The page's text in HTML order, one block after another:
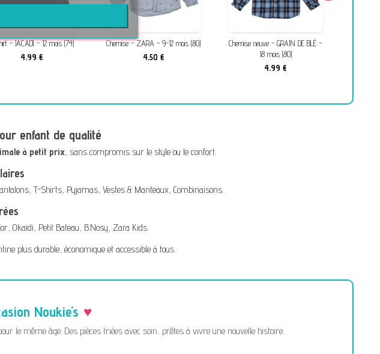
- JACADI - 12 mois (74)
4,99 €
Chemise - ZARA - 9-12 mois (80)
4,50 €
Chemise neuve - GRAIN DE BLÉ -
18 mois (80)
4,99 €
enfant de qualité
à petit prix, sans compromis sur le style ou le confort.
, T-Shirts, Pyjamas, Vestes & Manteaux, Combinaisons.
,Okaïdi, Petit Bateau, B.Nosy, Zara Kids.
plus durable, économique et accessible à tous.
Noukie's
le même âge. Des pièces triées avec soin, prêtes à vivre une nouvelle histoire.